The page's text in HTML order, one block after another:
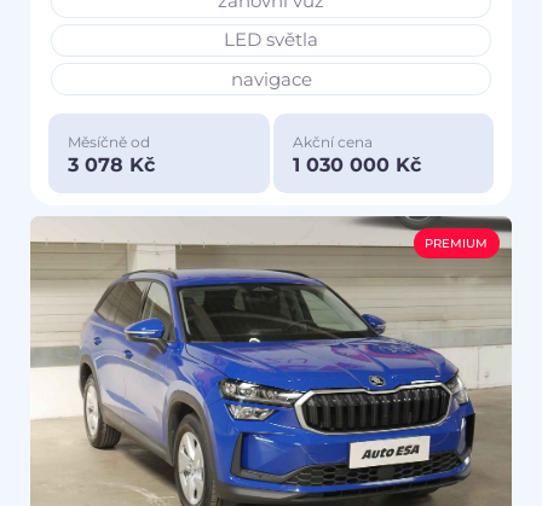
LED světla
navigace
Měsíčně od
3 078 Kč
Akční cena
1 030 000 Kč
PREMIUM